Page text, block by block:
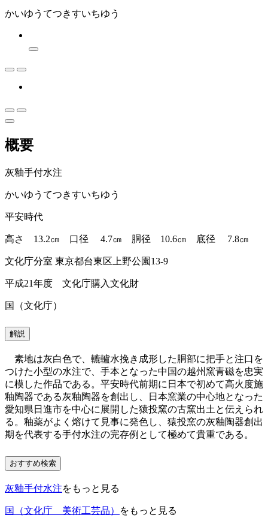
かいゆうてつきすいちゆう
概要
灰釉手付水注
かいゆうてつきすいちゆう
平安時代
高さ 13.2㎝ 口径 4.7㎝ 胴径 10.6㎝ 底径 7.8㎝
文化庁分室 東京都台東区上野公園13-9
平成21年度 文化庁購入文化財
国（文化庁）
解説
素地は灰白色で、轆轤水挽き成形した胴部に把手と注口を
つけた小型の水注で、手本となった中国の越州窯青磁を忠実
に模した作品である。平安時代前期に日本で初めて高火度施
釉陶器である灰釉陶器を創出し、日本窯業の中心地となった
愛知県日進市を中心に展開した猿投窯の古窯出土と伝えられ
る。釉薬がよく熔けて見事に発色し、猿投窯の灰釉陶器創出
期を代表する手付水注の完存例として極めて貴重である。
おすすめ検索
灰釉手付水注をもっと見る
国（文化庁 美術工芸品） をもっと見る